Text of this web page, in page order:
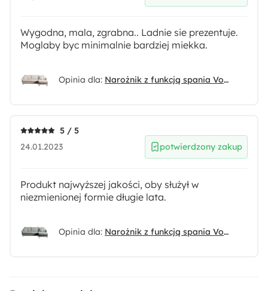
Wygodna, mala, zgrabna.. Ladnie sie prezentuje.
Moglaby byc minimalnie bardziej miekka.
Opinia dla: Narożnik z funkcją spania Volio beżowy velvet hydrofobowy nogi czarne
5 / 5
24.01.2023
potwierdzony zakup
Produkt najwyższej jakości, oby służył w
niezmienionej formie długie lata.
Opinia dla: Narożnik z funkcją spania Volio szary velvet hydrofobowy nogi złote